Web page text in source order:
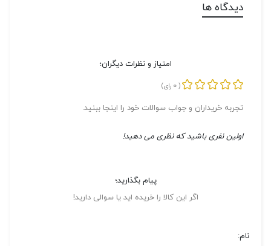
دیدگاه ها
امتیاز و نظرات دیگران؛
(
0 رای)
تجربه خریداران و جواب سوالات خود را اینجا ببنید.
اولین نفری باشید که نظری می دهید!
پیام بگذارید؛
اگر این کالا را خریده اید یا سوالی دارید!
نام: